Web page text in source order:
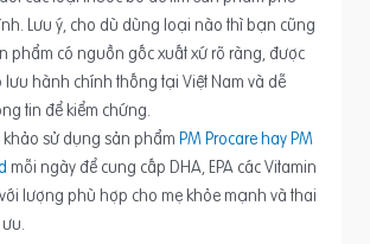
Lưu ý, cho dù dùng loại nào thì bạn cũng
phẩm có nguồn gốc xuất xứ rõ ràng, được
lưu hành chính thống tại Việt Nam và dễ
tin để kiểm chứng.
sử dụng sản phẩm PM Procare hay PM
mỗi ngày để cung cấp DHA, EPA các Vitamin
lượng phù hợp cho mẹ khỏe mạnh và thai